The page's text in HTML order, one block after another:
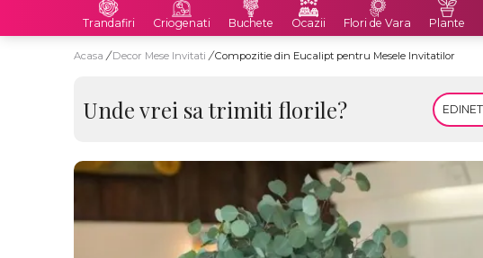
Trandafiri Criogenati Buchete Ocazii Flori de Vara Plante
Acasa / Decor Mese Invitati / Compozitie din Eucalipt pentru Mesele Invitatilor
Unde vrei sa trimiti florile?